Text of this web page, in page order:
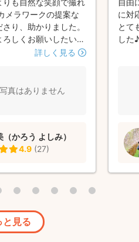
りも自然な笑顔で撮れ
メラワークの提案な
り、助かりました。
しくお願いしたいで
詳しく見る
真はありません
かろう よしみ）
4.9 (27)
自由
に対
とて
した♪
と見る